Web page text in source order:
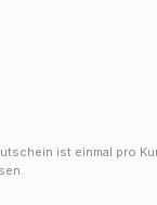
ist einmal pro